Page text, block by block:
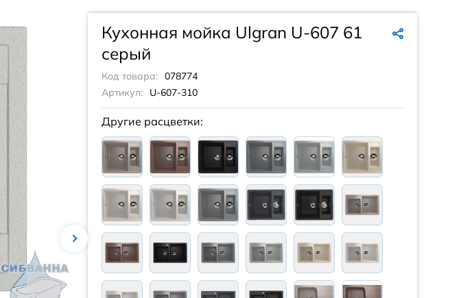
Кухонная мойка Ulgran U-607 61
серый
Код товара: 078774
Артикул:
U-607-310
Другие расцветки: